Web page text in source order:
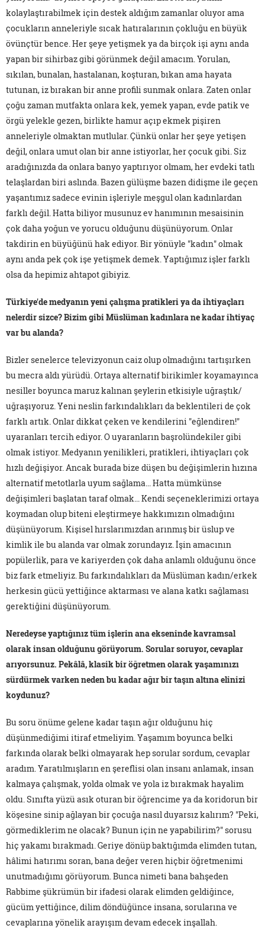
kolaylaştırabilmek için destek aldığım zamanlar oluyor ama
çocukların anneleriyle sıcak hatıralarının çokluğu en büyük
övünçtür bence. Her şeye yetişmek ya da birçok işi aynı anda
yapan bir sihirbaz gibi görünmek değil amacım. Yorulan,
sıkılan, bunalan, hastalanan, koşturan, bıkan ama hayata
tutunan, iz bırakan bir anne profili sunmak onlara. Zaten onlar
çoğu zaman mutfakta onlara kek, yemek yapan, evde patik ve
örgü yelekle gezen, birlikte hamur açıp ekmek pişiren
anneleriyle olmaktan mutlular. Çünkü onlar her şeye yetişen
değil, onlara umut olan bir anne istiyorlar, her çocuk gibi. Siz
aradığınızda da onlara banyo yaptırıyor olmam, her evdeki tatlı
telaşlardan biri aslında. Bazen gülüşme bazen didişme ile geçen
yaşantımız sadece evinin işleriyle meşgul olan kadınlardan
farklı değil. Hatta biliyor musunuz ev hanımının mesaisinin
çok daha yoğun ve yorucu olduğunu düşünüyorum. Onlar
takdirin en büyüğünü hak ediyor. Bir yönüyle "kadın" olmak
aynı anda pek çok işe yetişmek demek. Yaptığımız işler farklı
olsa da hepimiz ahtapot gibiyiz.
Türkiye'de medyanın yeni çalışma pratikleri ya da ihtiyaçları
nelerdir sizce? Bizim gibi Müslüman kadınlara ne kadar ihtiyaç
var bu alanda?
Bizler senelerce televizyonun caiz olup olmadığını tartışırken
bu mecra aldı yürüdü. Ortaya alternatif birikimler koyamayınca
nesiller boyunca maruz kalınan şeylerin etkisiyle uğraştık/
uğraşıyoruz. Yeni neslin farkındalıkları da beklentileri de çok
farklı artık. Onlar dikkat çeken ve kendilerini "eğlendiren!"
uyaranları tercih ediyor. O uyaranların başrolündekiler gibi
olmak istiyor. Medyanın yenilikleri, pratikleri, ihtiyaçları çok
hızlı değişiyor. Ancak burada bize düşen bu değişimlerin hızına
alternatif metotlarla uyum sağlama... Hatta mümkünse
değişimleri başlatan taraf olmak... Kendi seçeneklerimizi ortaya
koymadan olup biteni eleştirmeye hakkımızın olmadığını
düşünüyorum. Kişisel hırslarımızdan arınmış bir üslup ve
kimlik ile bu alanda var olmak zorundayız. İşin amacının
popülerlik, para ve kariyerden çok daha anlamlı olduğunu önce
biz fark etmeliyiz. Bu farkındalıkları da Müslüman kadın/erkek
herkesin gücü yettiğince aktarması ve alana katkı sağlaması
gerektiğini düşünüyorum.
Neredeyse yaptığınız tüm işlerin ana ekseninde kavramsal
olarak insan olduğunu görüyorum. Sorular soruyor, cevaplar
arıyorsunuz. Pekâlâ, klasik bir öğretmen olarak yaşamınızı
sürdürmek varken neden bu kadar ağır bir taşın altına elinizi
koydunuz?
Bu soru önüme gelene kadar taşın ağır olduğunu hiç
düşünmediğimi itiraf etmeliyim. Yaşamım boyunca belki
farkında olarak belki olmayarak hep sorular sordum, cevaplar
aradım. Yaratılmışların en şereflisi olan insanı anlamak, insan
kalmaya çalışmak, yolda olmak ve yola iz bırakmak hayalim
oldu. Sınıfta yüzü asık oturan bir öğrencime ya da koridorun bir
köşesine sinip ağlayan bir çocuğa nasıl duyarsız kalırım? "Peki,
görmediklerim ne olacak? Bunun için ne yapabilirim?" sorusu
hiç yakamı bırakmadı. Geriye dönüp baktığımda elimden tutan,
hâlimi hatırımı soran, bana değer veren hiçbir öğretmenimi
unutmadığımı görüyorum. Bunca nimeti bana bahşeden
Rabbime şükrümün bir ifadesi olarak elimden geldiğince,
gücüm yettiğince, dilim döndüğünce insana, sorularına ve
cevaplarına yönelik arayışım devam edecek inşallah.